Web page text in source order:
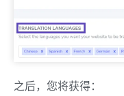
之后，您将获得：